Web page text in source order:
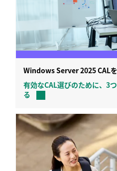
Windows Server 2025 CAL
有効なCAL選びのために、3
る